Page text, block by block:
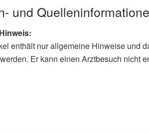
und
enthält nur allgemeine Hinweise und
Er kann einen Arztbesuch nicht